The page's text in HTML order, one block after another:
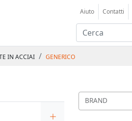
Aiuto Contatti
IN ACCIAI GENERICO
BRAND